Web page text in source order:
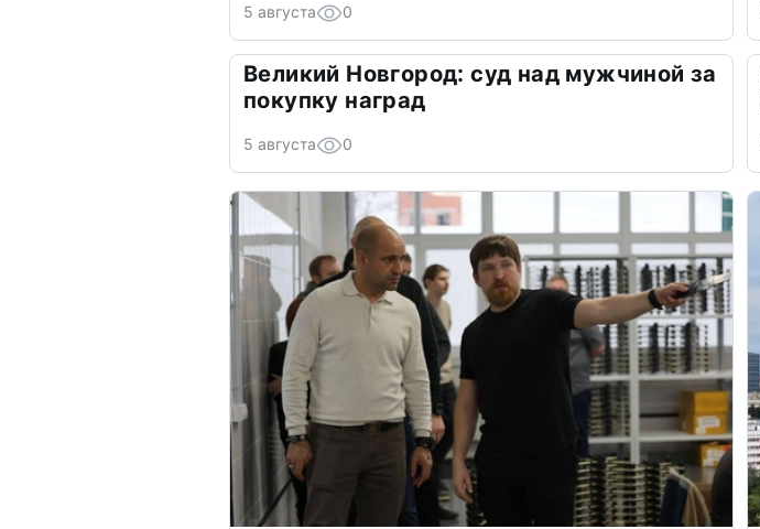
5 августа 0
Великий Новгород: суд над мужчиной за
покупку наград
5 августа 0